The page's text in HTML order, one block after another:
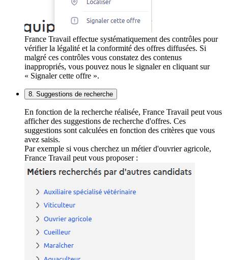
France Travail effectue systématiquement des contrôles pour
vérifier la légalité et la conformité des offres diffusées. Si
malgré ces contrôles vous constatez des contenus
inappropriés, vous pouvez nous le signaler en cliquant sur
« Signaler cette offre ».
8. Suggestions de recherche
En fonction de la recherche réalisée, France Travail peut vous
afficher des suggestions de recherche d'offres. Ces
suggestions sont calculées en fonction des critères que vous
avez saisis.
Par exemple si vous cherchez un métier d'ouvrier agricole,
France Travail peut vous proposer :